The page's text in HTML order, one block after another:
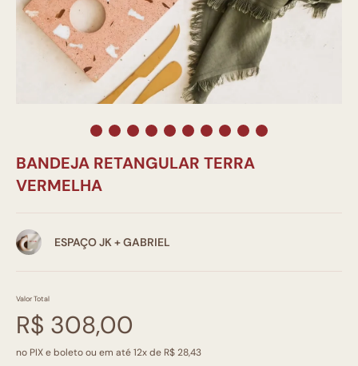
BANDEJA RETANGULAR TERRA
VERMELHA
ESPAÇO JK + GABRIEL
Valor Total
R$ 308,00
no PIX e boleto ou em até 12x de R$ 28,43